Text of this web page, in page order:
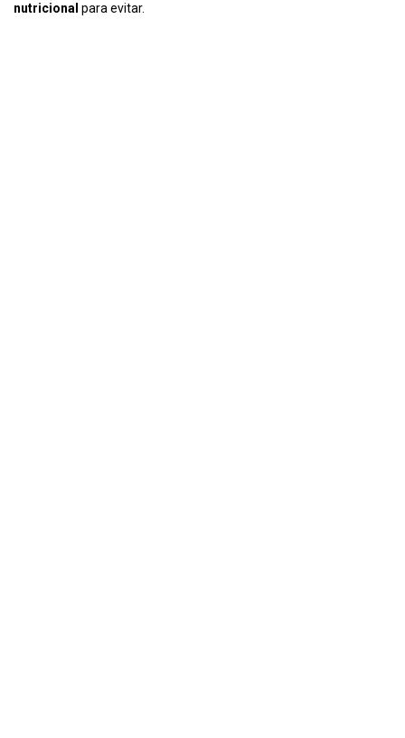
nutricional para evitar.